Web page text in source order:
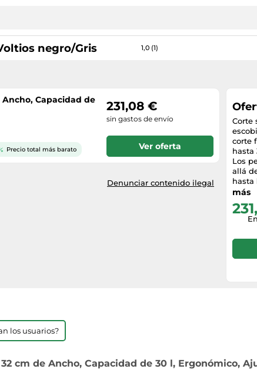
negro/Gris 1,0 (1)
Ancho, Capacidad de
Precio total más barato
231,08 €
sin gastos de envío
Ver oferta
Denunciar contenido ilegal
Corte
corte
hasta
Los
allá
hasta
El
corte
de
más
los usuarios?
cm de Ancho, Capacidad de 30 l, Ergonómico,